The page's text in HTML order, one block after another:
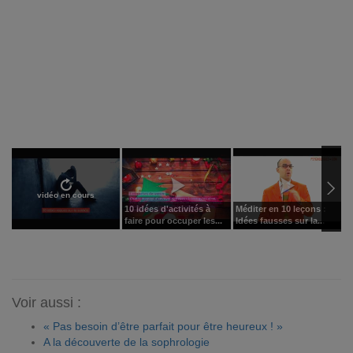
vidéo en cours
10 idées d'activités à
faire pour occuper les...
Méditer en 10 leçons :
Idées fausses sur la...
Voir aussi :
« Pas besoin d’être parfait pour être heureux ! »
A la découverte de la sophrologie